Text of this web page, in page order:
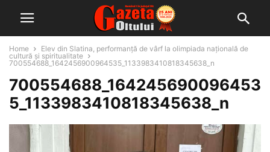
Home
Elev din Slatina, performanță de vârf la olimpiada națională de
cultură și spiritualitate
700554688_1642456900964535_1133983410818345638_n
700554688_164245690096453
5_1133983410818345638_n